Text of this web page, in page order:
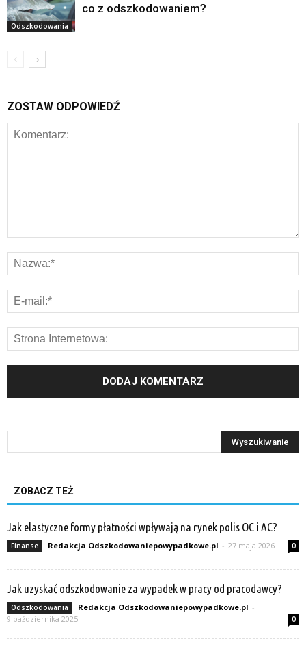
Odszkodowania
co z odszkodowaniem?
ZOSTAW ODPOWIEDŹ
ZOBACZ TEŻ
Jak elastyczne formy płatności wpływają na rynek polis OC i AC?
Finanse Redakcja Odszkodowaniepowypadkowe.pl - 27 maja 2026 0
Jak uzyskać odszkodowanie za wypadek w pracy od pracodawcy?
Odszkodowania Redakcja Odszkodowaniepowypadkowe.pl -
9 października 2025
0